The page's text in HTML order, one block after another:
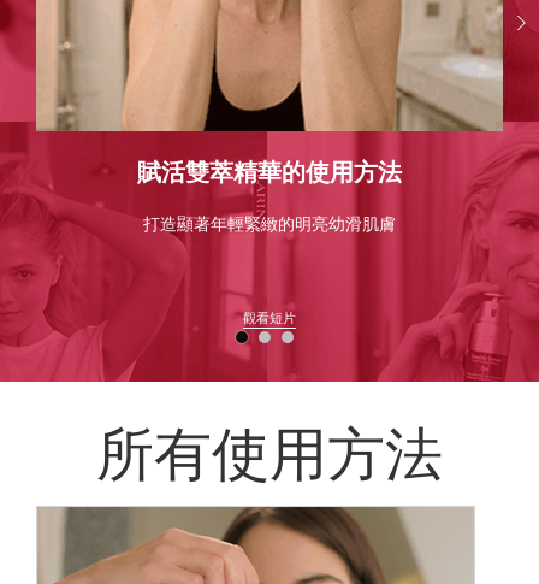
賦活雙萃精華的使用方法
打造顯著年輕緊緻的明亮幼滑肌膚
觀看短片
所有使用方法